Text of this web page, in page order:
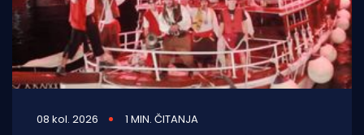
08 kol. 2026 1 MIN. ČITANJA